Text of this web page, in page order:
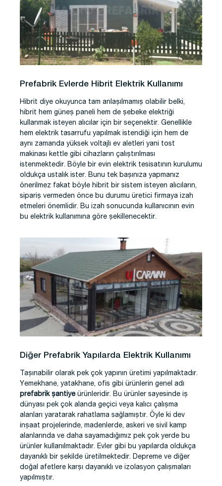
Prefabrik Evlerde Hibrit Elektrik Kullanımı
Hibrit diye okuyunca tam anlaşılmamış olabilir belki,
hibrit hem güneş paneli hem de şebeke elektriği
kullanmak isteyen alıcılar için bir seçenektir. Genellikle
hem elektrik tasarrufu yapılmak istendiği için hem de
aynı zamanda yüksek voltajlı ev aletleri yani tost
makinası kettle gibi cihazların çalıştırılması
istenmektedir. Böyle bir evin elektrik tesisatının kurulumu
oldukça ustalık ister. Bunu tek başınıza yapmanız
önerilmez fakat böyle hibrit bir sistem isteyen alıcıların,
sipariş vermeden önce bu durumu üretici firmaya izah
etmeleri önemlidir. Bu izah sonucunda kullanıcının evin
bu elektrik kullanımına göre şekillenecektir.
Diğer Prefabrik Yapılarda Elektrik Kullanımı
Taşınabilir olarak pek çok yapının üretimi yapılmaktadır.
Yemekhane, yatakhane, ofis gibi ürünlerin genel adı
prefabrik şantiyeürünleridir. Bu ürünler sayesinde iş
dünyası pek çok alanda geçici veya kalıcı çalışma
alanları yaratarak rahatlama sağlamıştır. Öyle ki dev
inşaat projelerinde, madenlerde, askeri ve sivil kamp
alanlarında ve daha sayamadığımız pek çok yerde bu
ürünler kullanılmaktadır. Evler gibi bu yapılarda oldukça
dayanıklı bir şekilde üretilmektedir. Depreme ve diğer
doğal afetlere karşı dayanıklı ve izolasyon çalışmaları
yapılmıştır.